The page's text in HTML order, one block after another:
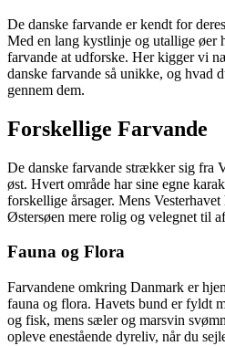
De danske farvande er kendt for
Med en lang kystlinje og utallige øer
farvande at udforske. Her kigger vi
danske farvande så unikke, og hvad
gennem dem.
Forskellige Farvande
De danske farvande strækker sig fra
øst. Hvert område har sine egne
forskellige årsager. Mens
Østersøen mere rolig og velegnet til
Fauna og Flora
Farvandene omkring Danmark er
fauna og flora. Havets bund er fyldt
og fisk, mens sæler og marsvin
opleve enestående dyreliv, når du